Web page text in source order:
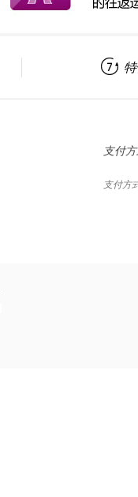

支付
支付方